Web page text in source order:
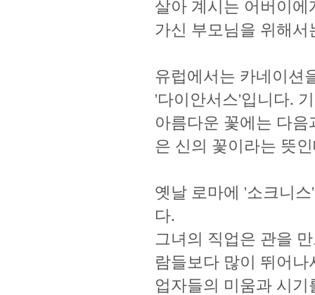
살아 계시는 어버이
가신 부모님을 위해
유럽에서는 카네이션
'다이안서스'입니다.
아름다운 꽃에는 다
은 신의 꽃이라는 뜻
옛날 로마에 '소크니
다.
그녀의 직업은 관을
람들보다 많이 뛰어
업자들의 미움과 시